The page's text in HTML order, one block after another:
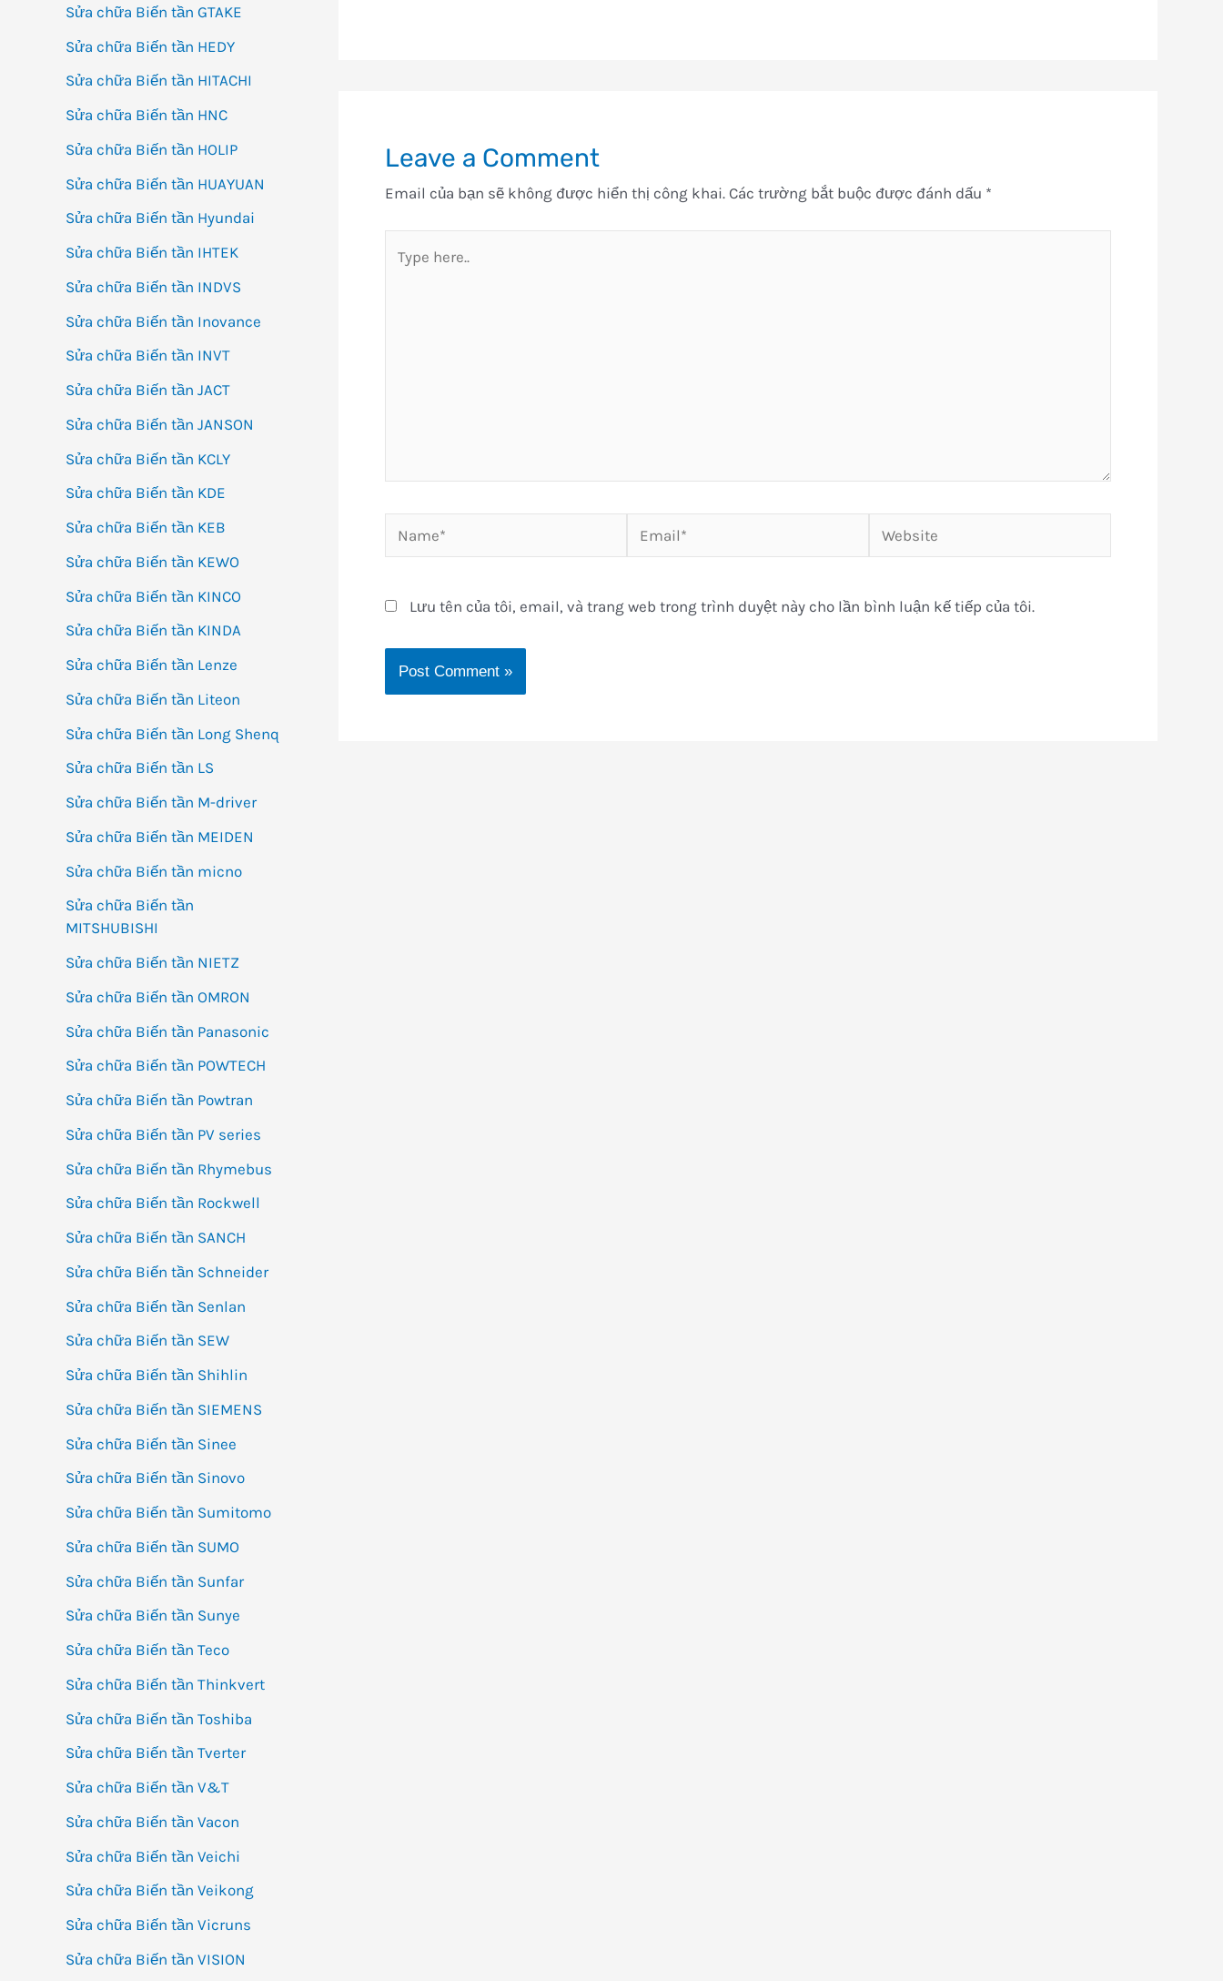
Sửa chữa Biến tần GTAKE
Sửa chữa Biến tần HEDY
Sửa chữa Biến tần HITACHI
Sửa chữa Biến tần HNC
Sửa chữa Biến tần HOLIP
Sửa chữa Biến tần HUAYUAN
Sửa chữa Biến tần Hyundai
Sửa chữa Biến tần IHTEK
Sửa chữa Biến tần INDVS
Sửa chữa Biến tần Inovance
Sửa chữa Biến tần INVT
Sửa chữa Biến tần JACT
Sửa chữa Biến tần JANSON
Sửa chữa Biến tần KCLY
Sửa chữa Biến tần KDE
Sửa chữa Biến tần KEB
Sửa chữa Biến tần KEWO
Sửa chữa Biến tần KINCO
Sửa chữa Biến tần KINDA
Sửa chữa Biến tần Lenze
Sửa chữa Biến tần Liteon
Sửa chữa Biến tần Long Shenq
Sửa chữa Biến tần LS
Sửa chữa Biến tần M-driver
Sửa chữa Biến tần MEIDEN
Sửa chữa Biến tần micno
Sửa chữa Biến tần
MITSHUBISHI
Sửa chữa Biến tần NIETZ
Sửa chữa Biến tần OMRON
Sửa chữa Biến tần Panasonic
Sửa chữa Biến tần POWTECH
Sửa chữa Biến tần Powtran
Sửa chữa Biến tần PV series
Sửa chữa Biến tần Rhymebus
Sửa chữa Biến tần Rockwell
Sửa chữa Biến tần SANCH
Sửa chữa Biến tần Schneider
Sửa chữa Biến tần Senlan
Sửa chữa Biến tần SEW
Sửa chữa Biến tần Shihlin
Sửa chữa Biến tần SIEMENS
Sửa chữa Biến tần Sinee
Sửa chữa Biến tần Sinovo
Sửa chữa Biến tần Sumitomo
Sửa chữa Biến tần SUMO
Sửa chữa Biến tần Sunfar
Sửa chữa Biến tần Sunye
Sửa chữa Biến tần Teco
Sửa chữa Biến tần Thinkvert
Sửa chữa Biến tần Toshiba
Sửa chữa Biến tần Tverter
Sửa chữa Biến tần V&T
Sửa chữa Biến tần Vacon
Sửa chữa Biến tần Veichi
Sửa chữa Biến tần Veikong
Sửa chữa Biến tần Vicruns
Sửa chữa Biến tần VISION
Leave a Comment
Email của bạn sẽ không được hiển thị công khai. Các trường bắt buộc được đánh dấu *
here..
Name* Email* Website
Lưu tên của tôi, email, và trang web trong trình duyệt này cho lần bình luận kế tiếp của tôi.